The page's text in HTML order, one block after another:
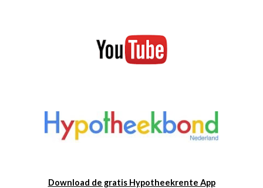
Download de gratis Hypotheekrente App